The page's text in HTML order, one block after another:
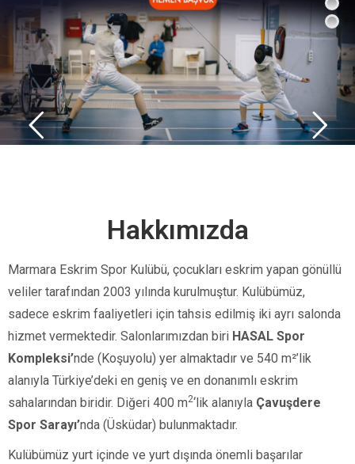
Hakkımızda
Marmara Eskrim Spor Kulübü, çocukları eskrim yapan gönüllü
veliler tarafından 2003 yılında kurulmuştur. Kulübümüz,
sadece eskrim faaliyetleri için tahsis edilmiş iki ayrı salonda
hizmet vermektedir. Salonlarımızdan biri HASAL Spor
Kompleksi’nde (Koşuyolu) yer almaktadır ve 540 m²’lik
alanıyla Türkiye’deki en geniş ve en donanımlı eskrim
sahalarından biridir. Diğeri 400 m2‘lik alanıyla Çavuşdere
Spor Sarayı’nda (Üsküdar) bulunmaktadır.
Kulübümüz yurt içinde ve yurt dışında önemli başarılar